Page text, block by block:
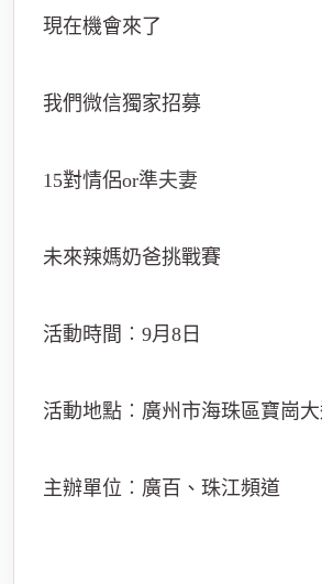
現在機會來了
我們微信獨家招募
15對情侶or準夫妻
未來辣媽奶爸挑戰賽
活動時間︰9月8日
活動地點︰廣州市海珠區寶崗
主辦單位︰廣百、珠江頻道